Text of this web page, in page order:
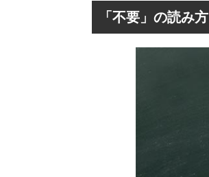
「不要」の読み方